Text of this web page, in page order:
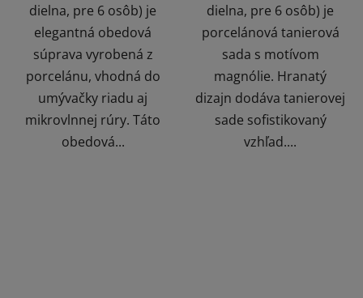
dielna, pre 6 osôb) je
elegantná obedová
súprava vyrobená z
porcelánu, vhodná do
umývačky riadu aj
mikrovlnnej rúry. Táto
obedová...
dielna, pre 6 osôb) je
porcelánová tanierová
sada s motívom
magnólie. Hranatý
dizajn dodáva tanierovej
sade sofistikovaný
vzhľad....